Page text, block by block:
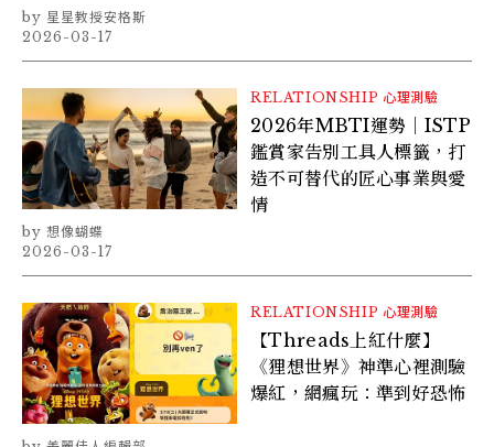
星星教授安格斯
2026-03-17
RELATIONSHIP 心理測驗
2026年MBTI運勢｜ISTP
鑑賞家告別工具人標籤，打
造不可替代的匠心事業與愛
情
想像蝴蝶
2026-03-17
RELATIONSHIP 心理測驗
【Threads上紅什麼】
《狸想世界》神準心裡測驗
爆紅，網瘋玩：準到好恐怖